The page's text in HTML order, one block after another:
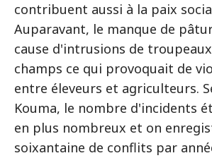
contribuent aussi à la paix
Auparavant, le manque de
cause d'intrusions de
champs ce qui provoquait de
entre éleveurs et agriculteurs.
Kouma, le nombre d'incidents
en plus nombreux et on
soixantaine de conflits par